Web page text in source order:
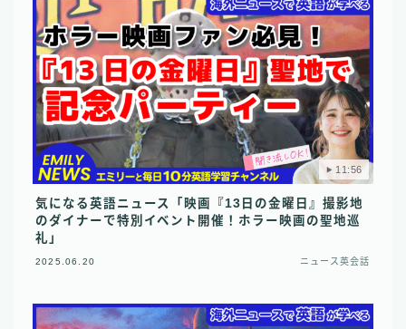
運営者情報
11:56
気になる英語ニュース「映画『13日の金曜日』撮影地
のダイナーで特別イベント開催！ホラー映画の聖地巡
礼」
2025.06.20 ニュース英会話